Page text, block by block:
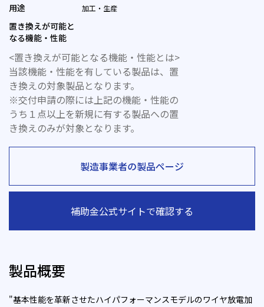
用途 加工・生産
置き換えが可能と
なる機能・性能
<置き換えが可能となる機能・性能とは>
当該機能・性能を有している製品は、置
き換えの対象製品となります。
※交付申請の際には上記の機能・性能の
うち１点以上を新規に有する製品への置
き換えのみが対象となります。
製造事業者の製品ページ
補助金公式サイトで確認する
製品概要
"基本性能を革新させたハイパフォーマンスモデルのワイヤ放電加